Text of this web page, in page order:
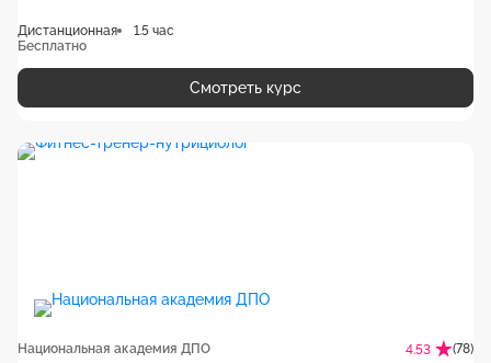
Дистанционная
1.5 час
Бесплатно
Смотреть курс
Национальная академия ДПО 4.53 (78)